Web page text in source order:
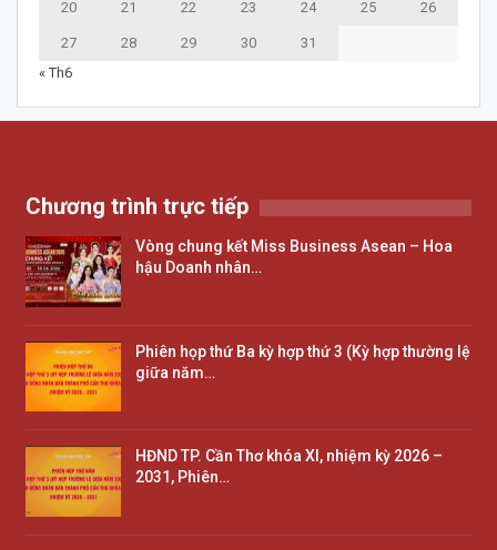
20 21 22 23 24 25 26
27 28 29 30
31
« Th6
Chương trình trực tiếp
Vòng chung kết Miss Business Asean – Hoa
hậu Doanh nhân…
Phiên họp thứ Ba kỳ hợp thứ 3 (Kỳ hợp thường lệ
giữa năm…
HĐND TP. Cần Thơ khóa XI, nhiệm kỳ 2026 –
2031, Phiên…